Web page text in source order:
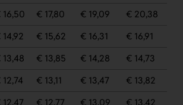
16,50 € 17,80 € 19,09
€ 20,38
14,92 € 15,62 € 16,31
€ 16,91
13,48 € 13,85 € 14,28
€ 14,73
12,74 € 13,11 € 13,47
€ 13,82
12,47 € 12,77 € 13,09
€ 13,42